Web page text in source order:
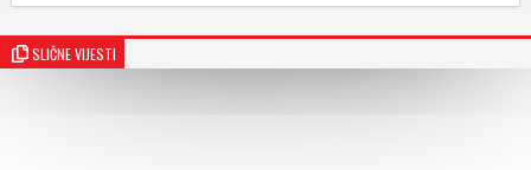
SLIČNE VIJESTI